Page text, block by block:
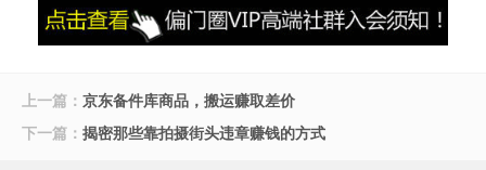
上一篇： 京东备件库商品，搬运赚取差价
下一篇： 揭密那些靠拍摄街头违章赚钱的方式